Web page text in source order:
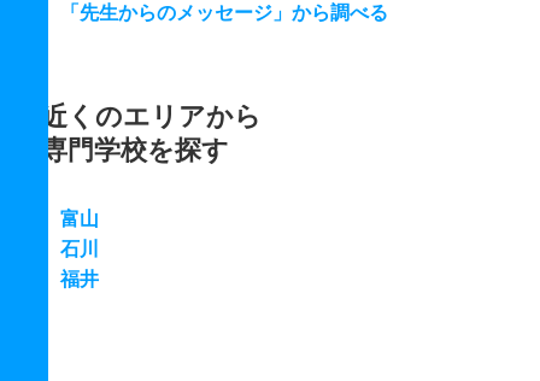
「先生からのメッセージ」から調べる
近くのエリアから
専門学校を探す
富山
石川
福井